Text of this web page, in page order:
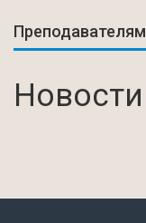
Преподавателям
Новости